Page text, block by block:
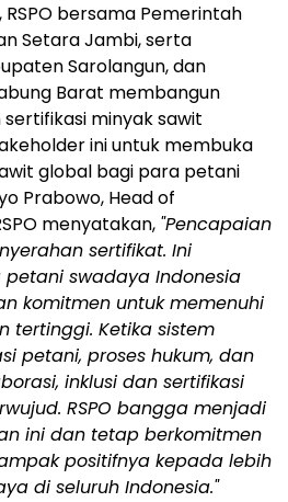
bersama Pemerintah
Setara Jambi, serta
Sarolangun, dan
Barat membangun
minyak sawit
ini untuk membuka
global bagi para petani
Prabowo, Head of
menyatakan, "Pencapaian
sertifikat. Ini
swadaya Indonesia
komitmen untuk memenuhi
tertinggi. Ketika sistem
petani, proses hukum, dan
inklusi dan sertifikasi
RSPO bangga menjadi
ini dan tetap berkomitmen
positifnya kepada lebih
di seluruh Indonesia."